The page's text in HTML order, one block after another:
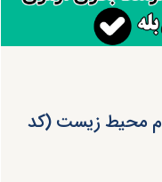
محیط زیست (کد